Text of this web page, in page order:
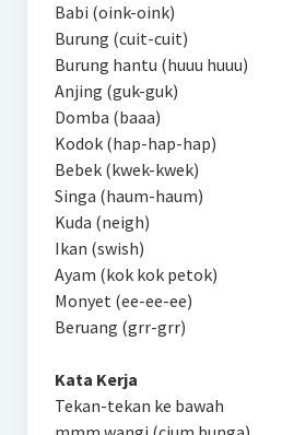
Babi (oink-oink)
Burung (cuit-cuit)
Burung hantu (huuu huuu)
Anjing (guk-guk)
Domba (baaa)
Kodok (hap-hap-hap)
Bebek (kwek-kwek)
Singa (haum-haum)
Kuda (neigh)
Ikan (swish)
Ayam (kok kok petok)
Monyet (ee-ee-ee)
Beruang (grr-grr)
Kata Kerja
Tekan-tekan ke bawah